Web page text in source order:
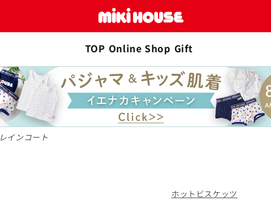
TOP Online Shop Gift
レインコート
ホットビスケッツ
カートに追加
全1色
マルチカラー